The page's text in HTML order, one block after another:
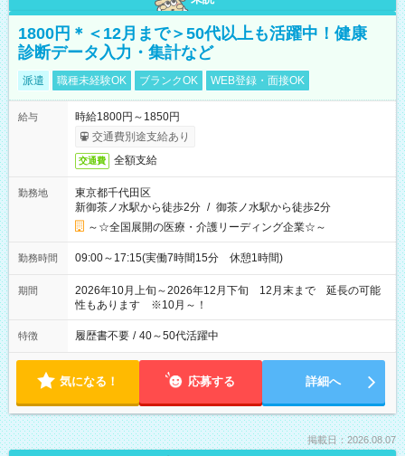
1800円＊＜12月まで＞50代以上も活躍中！健康
診断データ入力・集計など
派遣 職種未経験OK ブランクOK WEB登録・面接OK
給与
時給1800円～1850円
交通費別途支給あり
交通費 全額支給
勤務地
東京都千代田区
新御茶ノ水駅から徒歩2分 / 御茶ノ水駅から徒歩2分
～☆全国展開の医療・介護リーディング企業☆～
勤務時間 09:00～17:15(実働7時間15分 休憩1時間)
期間
2026年10月上旬～2026年12月下旬 12月末まで 延長の可能
性もあります ※10月～！
特徴 履歴書不要 / 40～50代活躍中
気になる！ 応募する 詳細へ
掲載日：2026.08.07